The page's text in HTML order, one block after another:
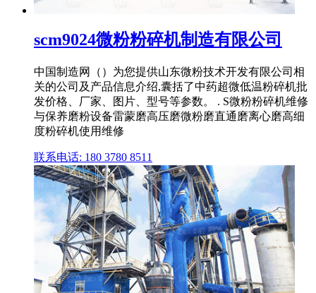
scm9024微粉粉碎机制造有限公司
中国制造网（）为您提供山东微粉技术开发有限公司相
关的公司及产品信息介绍,囊括了中药超微低温粉碎机批
发价格、厂家、图片、型号等参数。 . S微粉粉碎机维修
与保养磨粉设备雷蒙磨高压磨微粉磨直通磨离心磨高细
度粉碎机使用维修
联系电话: 180 3780 8511